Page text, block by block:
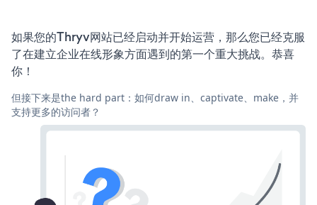
如果您的Thryv网站已经启动并开始运营，那么您已经克服
了在建立企业在线形象方面遇到的第一个重大挑战。恭喜
你！
但接下来是the hard part：如何draw in、captivate、make，并
支持更多的访问者？